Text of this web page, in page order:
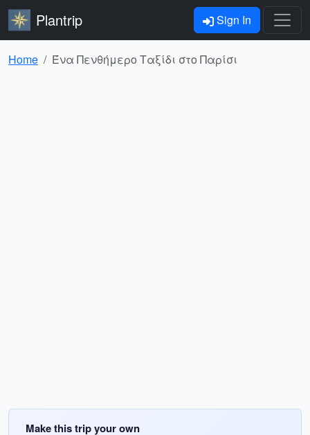
Plantrip Sign In
Home Ένα Πενθήμερο Ταξίδι στο Παρίσι
Make this trip your own